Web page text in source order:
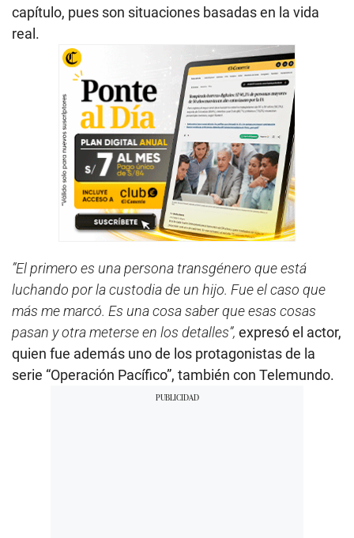
capítulo, pues son situaciones basadas en la vida
real.
”El primero es una persona transgénero que está
luchando por la custodia de un hijo. Fue el caso que
más me marcó. Es una cosa saber que esas cosas
pasan y otra meterse en los detalles”, expresó el actor,
quien fue además uno de los protagonistas de la
serie “Operación Pacífico”, también con Telemundo.